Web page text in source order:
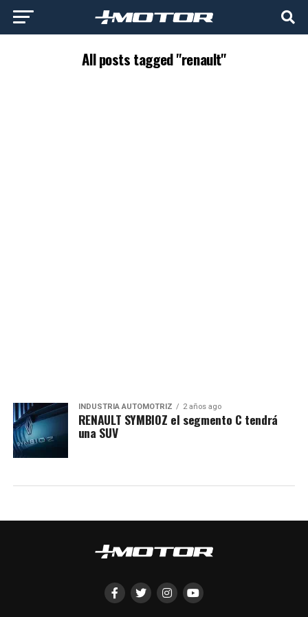
All posts tagged "renault"
INDUSTRIA AUTOMOTRIZ 2 años ago
RENAULT SYMBIOZ el segmento C tendrá
una SUV